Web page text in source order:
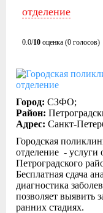
отделение
0.0/10 оценка (0 голосов)
Город: СЗФО;
Район:
Адрес: Санкт-
Городская
отделение - услуги
Петроградского
Бесплатная сдача
диагностика
позволяет выявить
ранних стадиях.